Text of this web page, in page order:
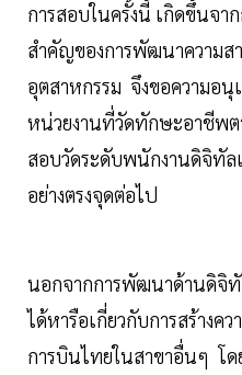
การสอบในครั้งนี้ เกิดขึ้นจา
สำคัญของการพัฒนาความส
อุตสาหกรรม จึงขอความอนุ
หน่วยงานที่วัดทักษะอาชีพต
สอบวัดระดับพนักงานดิจิทั
อย่างตรงจุดต่อไป
นอกจากการพัฒนาด้านดิจิ
ได้หารือเกี่ยวกับการสร้าง
การบินไทยในสาขาอื่นๆ โ